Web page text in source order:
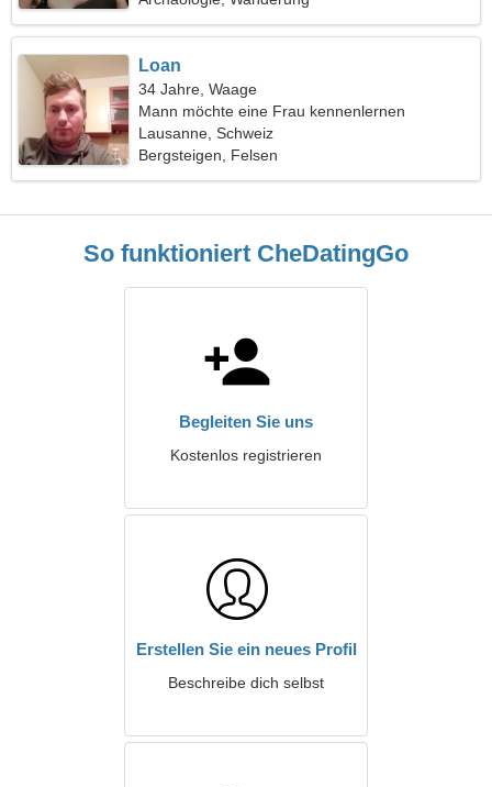
Loan
34 Jahre, Waage
Mann möchte eine Frau kennenlernen
Lausanne, Schweiz
Bergsteigen, Felsen
So funktioniert CheDatingGo
Begleiten Sie uns
Kostenlos registrieren
Erstellen Sie ein neues Profil
Beschreibe dich selbst